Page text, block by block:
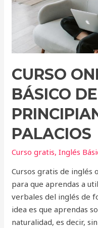
CURSO
BÁSICO
PALACIOS
Curso gratis,Inglés
Cursos gratis de inglés
para que aprendas a
verbales del inglés de
idea es que aprendas
naturalidad, es decir,
principiantes
Palacios